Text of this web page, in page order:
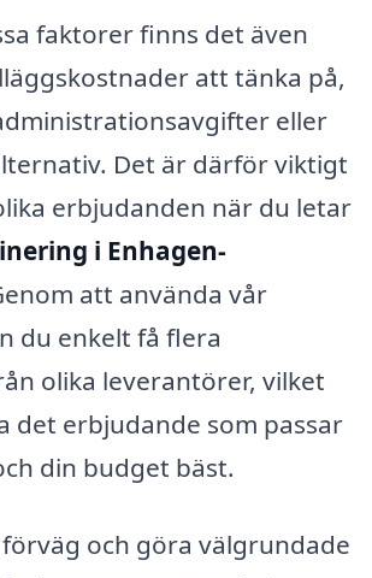
faktorer finns det även
att tänka på,
eller
Det är därför viktigt
erbjudanden när du letar
i Enhagen-
att använda vår
du enkelt få flera
olika leverantörer, vilket
det erbjudande som passar
din budget bäst.
och göra välgrundade